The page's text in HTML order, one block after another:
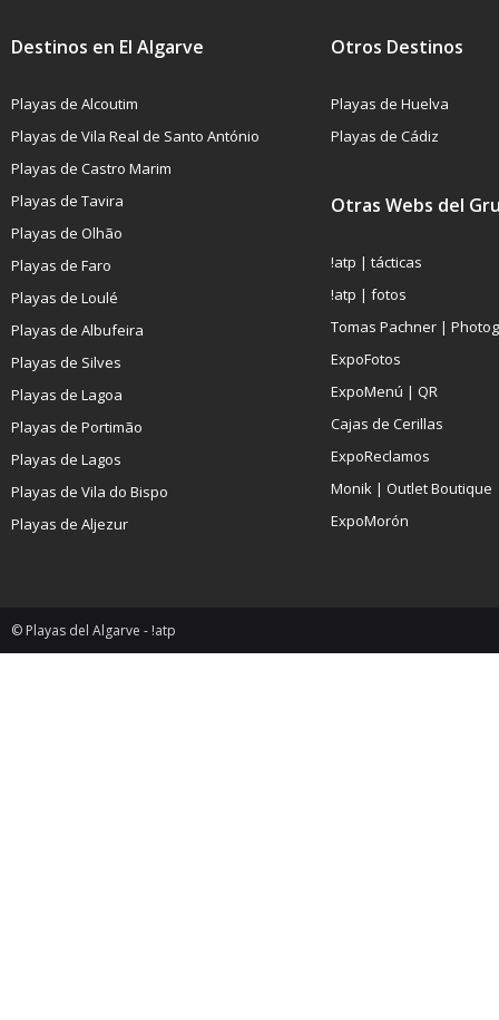
Destinos en El Algarve
Playas de Alcoutim
Playas de Vila Real de Santo António
Playas de Castro Marim
Playas de Tavira
Playas de Olhão
Playas de Faro
Playas de Loulé
Playas de Albufeira
Playas de Silves
Playas de Lagoa
Playas de Portimão
Playas de Lagos
Playas de Vila do Bispo
Playas de Aljezur
Otros Destinos
Playas de Huelva
Playas de Cádiz
Otras Webs del
!atp | tácticas
!atp | fotos
Tomas Pachner |
ExpoFotos
ExpoMenú | QR
Cajas de Cerillas
ExpoReclamos
Monik | Outlet Boutique
ExpoMorón
© Playas del Algarve - !atp